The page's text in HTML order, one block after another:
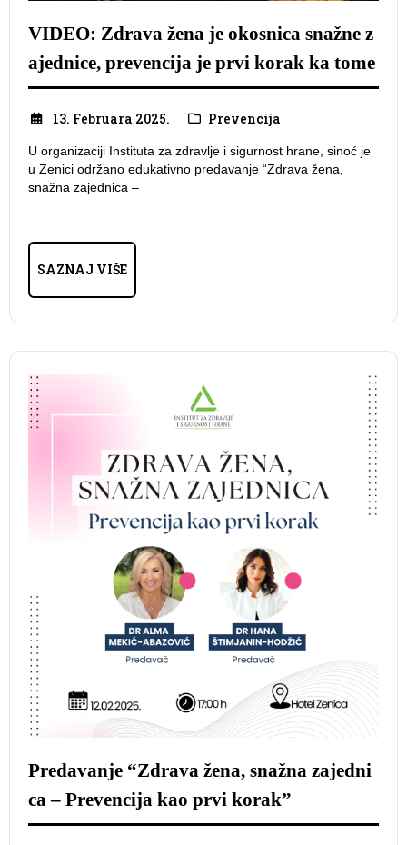
VIDEO: Zdrava žena je okosnica snažne z
ajednice, prevencija je prvi korak ka tome
13. Februara 2025. Prevencija
U organizaciji Instituta za zdravlje i sigurnost hrane, sinoć je
u Zenici održano edukativno predavanje “Zdrava žena,
snažna zajednica –
SAZNAJ VIŠE
Predavanje “Zdrava žena, snažna zajedni
ca – Prevencija kao prvi korak”